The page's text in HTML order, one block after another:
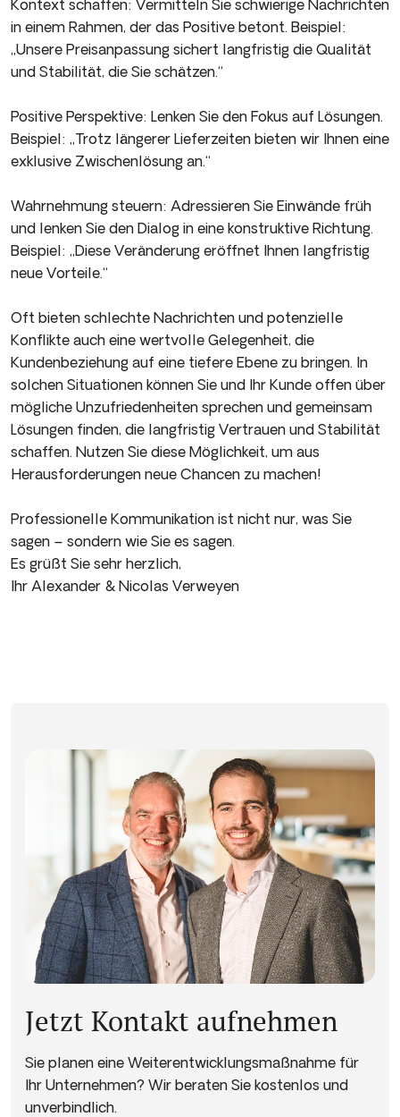
Kontext schaffen: Vermitteln Sie schwierige Nachrichten
in einem Rahmen, der das Positive betont. Beispiel:
„Unsere Preisanpassung sichert langfristig die Qualität
und Stabilität, die Sie schätzen.“
Positive Perspektive: Lenken Sie den Fokus auf Lösungen.
Beispiel: „Trotz längerer Lieferzeiten bieten wir Ihnen eine
exklusive Zwischenlösung an.“
Wahrnehmung steuern: Adressieren Sie Einwände früh
und lenken Sie den Dialog in eine konstruktive Richtung.
Beispiel: „Diese Veränderung eröffnet Ihnen langfristig
neue Vorteile.“
Oft bieten schlechte Nachrichten und potenzielle
Konflikte auch eine wertvolle Gelegenheit, die
Kundenbeziehung auf eine tiefere Ebene zu bringen. In
solchen Situationen können Sie und Ihr Kunde offen über
mögliche Unzufriedenheiten sprechen und gemeinsam
Lösungen finden, die langfristig Vertrauen und Stabilität
schaffen. Nutzen Sie diese Möglichkeit, um aus
Herausforderungen neue Chancen zu machen!
Professionelle Kommunikation ist nicht nur, was Sie
sagen – sondern wie Sie es sagen.
Es grüßt Sie sehr herzlich,
Ihr Alexander & Nicolas Verweyen
Jetzt Kontakt aufnehmen
Sie planen eine Weiterentwicklungsmaßnahme für
Ihr Unternehmen? Wir beraten Sie kostenlos und
unverbindlich.